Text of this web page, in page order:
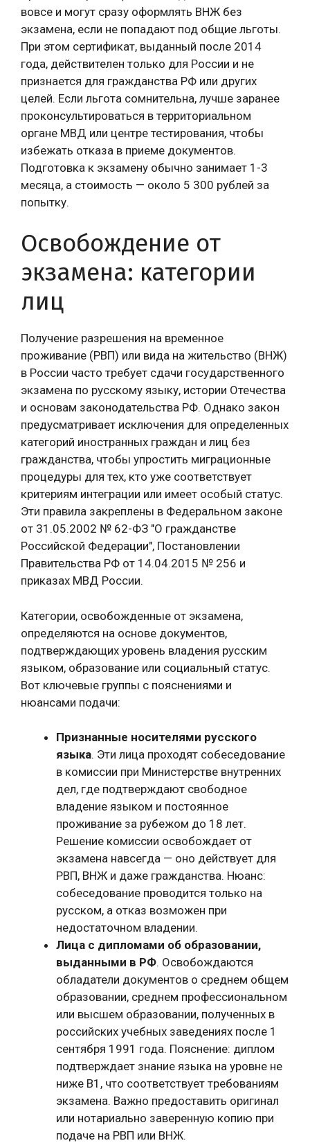
вовсе и могут сразу оформлять ВНЖ без
экзамена, если не попадают под общие льготы.
При этом сертификат, выданный после 2014
года, действителен только для России и не
признается для гражданства РФ или других
целей. Если льгота сомнительна, лучше заранее
проконсультироваться в территориальном
органе МВД или центре тестирования, чтобы
избежать отказа в приеме документов.
Подготовка к экзамену обычно занимает 1-3
месяца, а стоимость — около 5 300 рублей за
попытку.
Освобождение от
экзамена: категории
лиц
Получение разрешения на временное
проживание (РВП) или вида на жительство (ВНЖ)
в России часто требует сдачи государственного
экзамена по русскому языку, истории Отечества
и основам законодательства РФ. Однако закон
предусматривает исключения для определенных
категорий иностранных граждан и лиц без
гражданства, чтобы упростить миграционные
процедуры для тех, кто уже соответствует
критериям интеграции или имеет особый статус.
Эти правила закреплены в Федеральном законе
от 31.05.2002 № 62-ФЗ "О гражданстве
Российской Федерации", Постановлении
Правительства РФ от 14.04.2015 № 256 и
приказах МВД России.
Категории, освобожденные от экзамена,
определяются на основе документов,
подтверждающих уровень владения русским
языком, образование или социальный статус.
Вот ключевые группы с пояснениями и
нюансами подачи:
Признанные носителями русского
языка. Эти лица проходят собеседование
в комиссии при Министерстве внутренних
дел, где подтверждают свободное
владение языком и постоянное
проживание за рубежом до 18 лет.
Решение комиссии освобождает от
экзамена навсегда — оно действует для
РВП, ВНЖ и даже гражданства. Нюанс:
собеседование проводится только на
русском, а отказ возможен при
недостаточном владении.
Лица с дипломами об образовании,
выданными в РФ. Освобождаются
обладатели документов о среднем общем
образовании, среднем профессиональном
или высшем образовании, полученных в
российских учебных заведениях после 1
сентября 1991 года. Пояснение: диплом
подтверждает знание языка на уровне не
ниже B1, что соответствует требованиям
экзамена. Важно предоставить оригинал
или нотариально заверенную копию при
подаче на РВП или ВНЖ.